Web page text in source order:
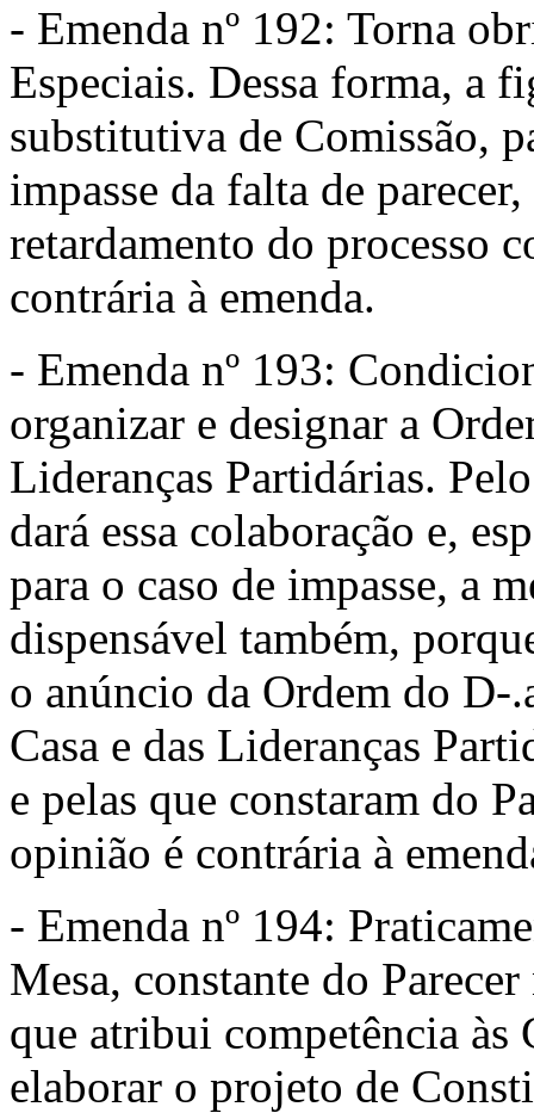
- Emenda nº 192: Torna
Especiais. Dessa forma, a
substitutiva de Comissão,
impasse da falta de
retardamento do processo
contrária à emenda.
- Emenda nº 193:
organizar e designar a
Lideranças Partidárias.
dará essa colaboração e,
para o caso de impasse, a
dispensável também,
o anúncio da Ordem do D-
Casa e das Lideranças
e pelas que constaram do
opinião é contrária à
- Emenda nº 194:
Mesa, constante do
que atribui competência às
elaborar o projeto de